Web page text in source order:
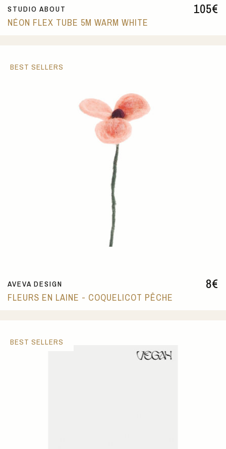
105€
STUDIO ABOUT
NÉON FLEX TUBE 5M WARM WHITE
8€
AVEVA DESIGN
FLEURS EN LAINE - COQUELICOT PÊCHE
BEST SELLERS
BEST SELLERS